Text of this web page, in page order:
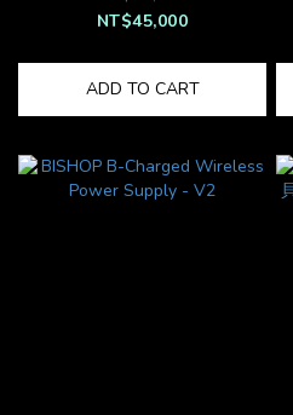
NT$45,000
ADD TO CART